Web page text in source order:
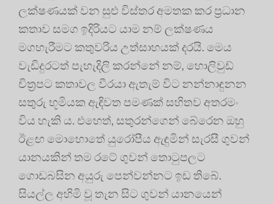
ලක්ෂණයක් වන සුළු විස්තර අමතක කර ප්‍රධාන
කතාව සමග ඉදිරියට යාම නම් ලක්ෂණය
මගහැරීමට කතුවරිය උත්සාහයක් දරයි. මෙය
වැඩිදුරටත් පැහැදිලි කරන්නේ නම්, හොලිවුඩ්
චිත්‍රපට කතාවල වීරයා ඇතැම් විට නන්නාඳුනන
සතුරු භූමියක ඇඳිවත පමණක් සහිතව අතරමං
විය හැකි ය. එහෙත්, සතුරන්ගෙන් බේරෙන ඔහු
ඊළඟ මොහොතේ යුරෝපීය ඇඳුමින් සැරසී ගුවන්
යානයකින් තම රටේ ගුවන් තොටුපලට
ගොඩබසින අයුරු පෙන්වන්නට ඉඩ තිබේ.
සියල්ල අහිමි වූ තැන සිට ගුවන් යානයෙන්